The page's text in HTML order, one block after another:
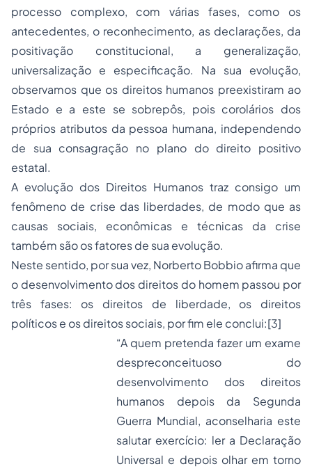
processo complexo, com várias fases, como os
antecedentes, o reconhecimento, as declarações, da
positivação constitucional, a generalização,
universalização e especificação. Na sua evolução,
observamos que os direitos humanos preexistiram ao
Estado e a este se sobrepôs, pois corolários dos
próprios atributos da pessoa humana, independendo
de sua consagração no plano do direito positivo
estatal.
A evolução dos Direitos Humanos traz consigo um
fenômeno de crise das liberdades, de modo que as
causas sociais, econômicas e técnicas da crise
também são os fatores de sua evolução.
Neste sentido, por sua vez, Norberto Bobbio afirma que
o desenvolvimento dos direitos do homem passou por
três fases: os direitos de liberdade, os direitos
políticos e os direitos sociais, por fim ele conclui:[3]
“A quem pretenda fazer um exame
despreconceituoso do
desenvolvimento dos direitos
humanos depois da Segunda
Guerra Mundial, aconselharia este
salutar exercício: ler a Declaração
Universal e depois olhar em torno